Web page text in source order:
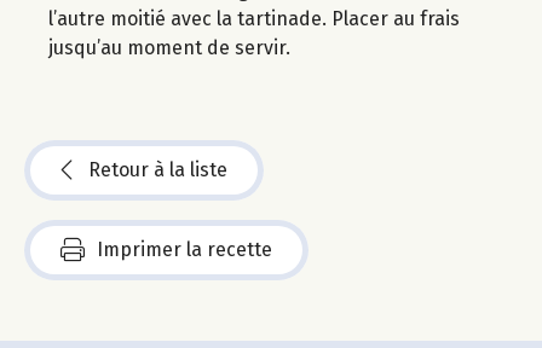
l’autre moitié avec la tartinade. Placer au frais
jusqu’au moment de servir.
Retour à la liste
Imprimer la recette